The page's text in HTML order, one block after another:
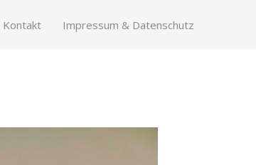
Kontakt Impressum & Datenschutz